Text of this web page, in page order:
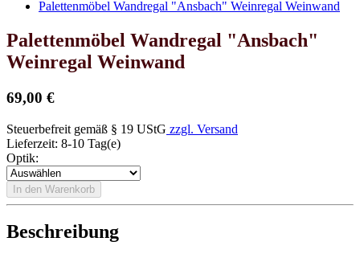
Palettenmöbel Wandregal "Ansbach" Weinregal Weinwand
Palettenmöbel Wandregal "Ansbach"
Weinregal Weinwand
69,00 €
Steuerbefreit gemäß § 19 UStG zzgl. Versand
Lieferzeit: 8-10 Tag(e)
Optik:
In den Warenkorb
Beschreibung